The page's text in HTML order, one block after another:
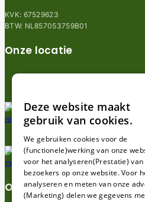
KVK: 67529623
BTW: NL857053759B01
Onze locatie
Over ons
Deze website maakt
gebruik van cookies.
We gebruiken cookies voor de
(functionele)werking van onze
voor het analyseren(Prestatie) van
bezoekers op onze website. Voor
analyseren en meten van onze
(Marketing) delen we gegevens